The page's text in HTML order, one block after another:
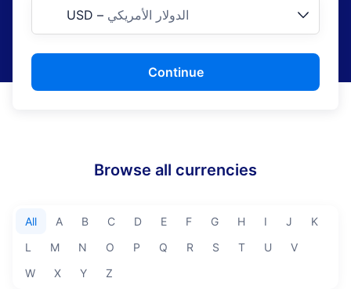
USD – الدولار الأمريكي
Continue
Browse all currencies
All A B C D E F G H I J
K
L
M N O P Q R S T U
V
W
X Y Z